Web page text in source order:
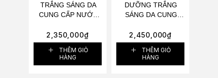
TRẮNG SÁNG DA
CUNG CẤP NƯỚC
KOSÉ PRÉDIA SPA
ET MER MINERAL
LOTION WHITE II
2,350,000₫
THÊM GIỎ
HÀNG
DƯỠNG TRẮNG
SÁNG DA CUNG
KHOÁNG CHẤT
KOSÉ PRÉDIA SPA
ET MER
2,450,000₫
THÊM GIỎ
HÀNG